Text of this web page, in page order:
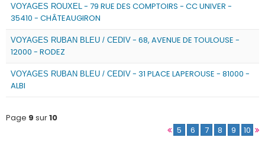
VOYAGES ROUXEL - 79 RUE DES COMPTOIRS - CC UNIVER -
35410 - CHÂTEAUGIRON
VOYAGES RUBAN BLEU / CEDIV - 68, AVENUE DE TOULOUSE -
12000 - RODEZ
VOYAGES RUBAN BLEU / CEDIV - 31 PLACE LAPEROUSE - 81000 -
ALBI
Page 9 sur10
5
6 7 8 9 10